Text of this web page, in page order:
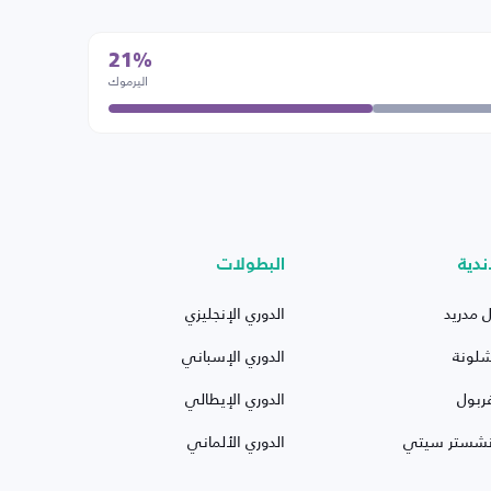
21%
اليرموك
مدريد
سيتي
البطولات
الدوري الإنجليزي
الدوري الإسباني
الدوري الإيطالي
الدوري الألماني